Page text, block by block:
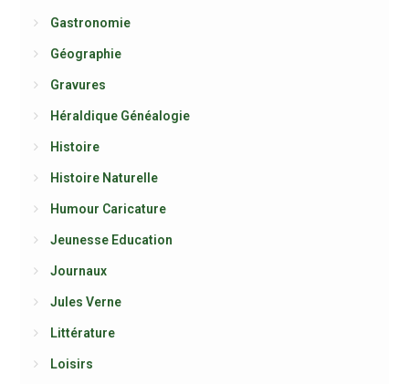
Gastronomie
Géographie
Gravures
Héraldique Généalogie
Histoire
Histoire Naturelle
Humour Caricature
Jeunesse Education
Journaux
Jules Verne
Littérature
Loisirs